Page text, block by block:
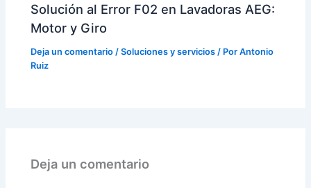
Solución al Error F02 en Lavadoras AEG:
Motor y Giro
Deja un comentario /Soluciones y servicios / PorAntonio
Ruiz
Deja un comentario